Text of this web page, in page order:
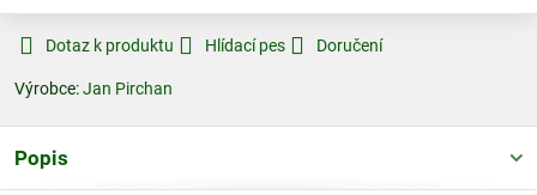
Dotaz k produktu Hlídací pes Doručení
Výrobce:Jan Pirchan
Popis